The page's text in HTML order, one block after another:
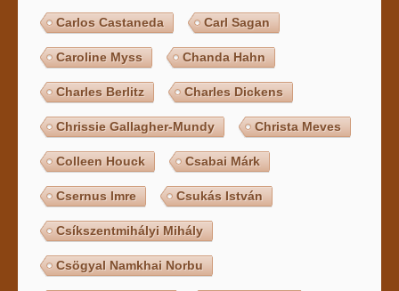
Carlos Castaneda Carl Sagan
Caroline Myss Chanda Hahn
Charles Berlitz Charles Dickens
Chrissie Gallagher-Mundy Christa Meves
Colleen Houck Csabai Márk
Csernus Imre Csukás István
Csíkszentmihályi Mihály
Csögyal Namkhai Norbu